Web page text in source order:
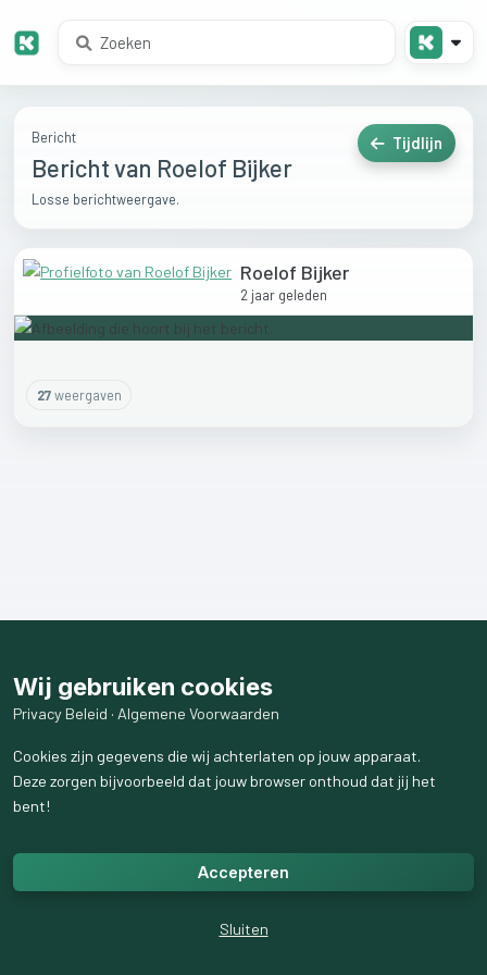
Bericht
Bericht van Roelof Bijker
Losse berichtweergave.
Tijdlijn
Roelof Bijker
2 jaar geleden
27weergaven
Wij gebruiken cookies
Privacy Beleid · Algemene Voorwaarden
Cookies zijn gegevens die wij achterlaten op jouw apparaat.
Deze zorgen bijvoorbeeld dat jouw browser onthoud dat jij het
bent!
Accepteren
Sluiten